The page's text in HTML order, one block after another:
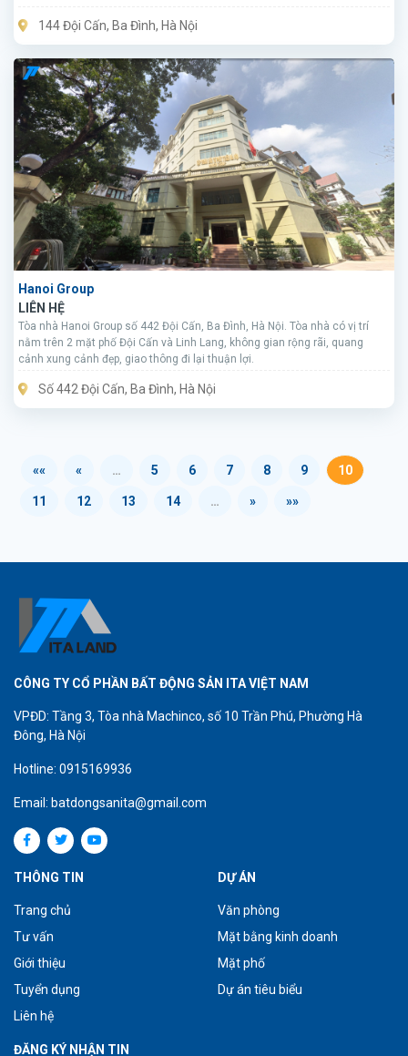
144 Đội Cấn, Ba Đình, Hà Nội
Hanoi Group
LIÊN HỆ
Tòa nhà Hanoi Group số 442 Đội Cấn, Ba Đình, Hà Nội. Tòa nhà có vị trí
nằm trên 2 mặt phố Đội Cấn và Linh Lang, không gian rộng rãi, quang
cảnh xung cảnh đẹp, giao thông đi lại thuận lợi.
Số 442 Đội Cấn, Ba Đình, Hà Nội
«« « … 5 6 7 8 9 10
11 12 13 14 … » »»
CÔNG TY CỔ PHẦN BẤT ĐỘNG SẢN ITA VIỆT NAM
VPĐD: Tầng 3, Tòa nhà Machinco, số 10 Trần Phú, Phường Hà
Đông, Hà Nội
Hotline: 0915169936
Email: batdongsanita@gmail.com
THÔNG TIN
Trang chủ
Tư vấn
Giới thiệu
Tuyển dụng
Liên hệ
DỰ ÁN
Văn phòng
Mặt bằng kinh doanh
Mặt phố
Dự án tiêu biểu
ĐĂNG KÝ NHẬN TIN